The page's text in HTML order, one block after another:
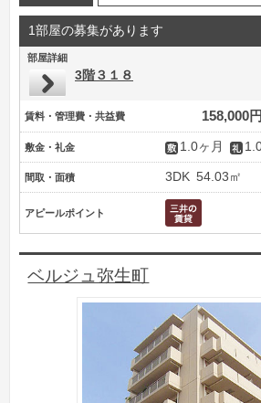
1部屋の募集があります
部屋詳細
3階３１８
賃料・管理費・共益費 158,000円
敷金・礼金 1.0ヶ月
間取・面積 3DK 54.03㎡
アピールポイント
ベルジュ弥生町